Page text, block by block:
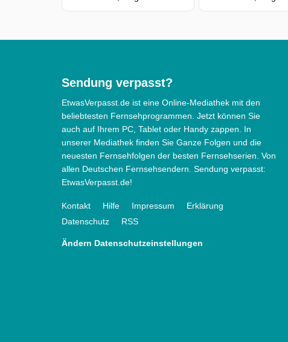
Sendung verpasst?
EtwasVerpasst.de ist eine Online-Mediathek mit den
beliebtesten Fernsehprogrammen. Jetzt können Sie
auch auf Ihrem PC, Tablet oder Handy zappen. In
unserer Mediathek finden Sie Ganze Folgen und die
neuesten Fernsehfolgen der besten Fernsehserien. Von
allen Deutschen Fernsehsendern. Sendung verpasst:
EtwasVerpasst.de!
Kontakt Hilfe Impressum
Erklärung
Datenschutz
RSS
Ändern Datenschutzeinstellungen